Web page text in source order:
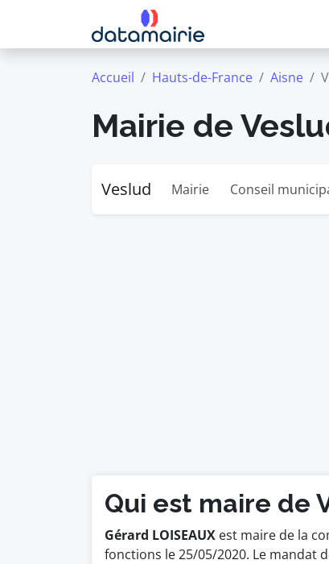
Accueil Hauts-de-France Aisne
Mairie de
Veslud Mairie Conseil
Qui est maire de
Gérard LOISEAUX est maire de la
fonctions le 25/05/2020. Le mandat